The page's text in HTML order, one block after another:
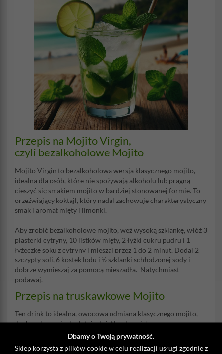
Dbamy o Twoją prywatność.
Sklep korzysta z plików cookie w celu realizacji usługi zgodnie z
Przepis na Mojito Virgin,
czyli bezalkoholowe Mojito
Mojito Virgin to bezalkoholowa wersja klasycznego mojito,
idealna dla osób, które nie spożywają alkoholu lub pragną
cieszyć się smakiem mojito w bardziej stonowanej formie. To
orzeźwiający koktajl, który nadal zachowuje charakterystyczny
smak i aromat mięty i limonki.
Aby zrobić bezalkoholowe mojito, weź wysoką szklankę, włóż 3
plasterki cytryny, 10 listków mięty, 2 łyżki cukru pudru i 1
łyżeczkę soku z cytryny i mieszaj przez 1 do 2 minut. Dodaj 2
szczypty soli, 6 kostek lodu i ½ szklanki schłodzonej sody i
dobrze wymieszaj za pomocą mieszadła. Natychmiast
podawaj.
Przepis na truskawkowe Mojito
Ten drink to idealna, owocowa odmiana klasycznego mojito,
doskonała na ciepłe, letnie dni. Na zdrowie!